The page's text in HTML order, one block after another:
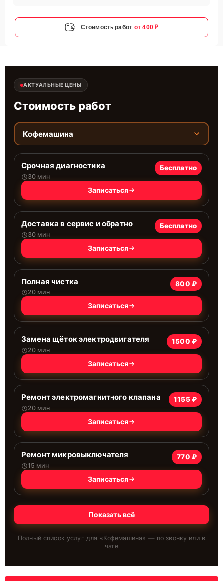
Стоимость работ от 400 ₽
АКТУАЛЬНЫЕ ЦЕНЫ
Стоимость работ
Кофемашина
Срочная диагностика
30 мин
Бесплатно
Записаться
Доставка в сервис и обратно
30 мин
Бесплатно
Записаться
Полная чистка
20 мин
800 ₽
Записаться
Замена щёток электродвигателя
20 мин
1500 ₽
Записаться
Ремонт электромагнитного клапана
20 мин
1155 ₽
Записаться
Ремонт микровыключателя
15 мин
770 ₽
Записаться
Показать всё
Полный список услуг для «Кофемашина» — по звонку или в
чате